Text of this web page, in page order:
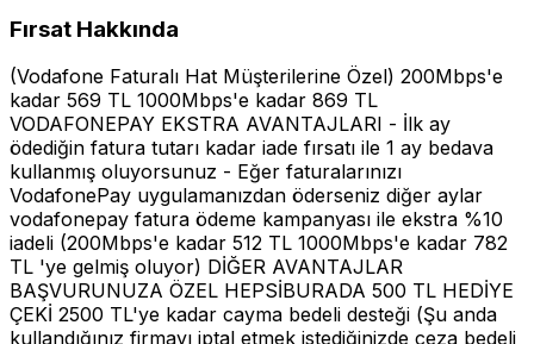
Fırsat Hakkında
(Vodafone Faturalı Hat Müşterilerine Özel) 200Mbps'e
kadar 569 TL 1000Mbps'e kadar 869 TL
VODAFONEPAY EKSTRA AVANTAJLARI - İlk ay
ödediğin fatura tutarı kadar iade fırsatı ile 1 ay bedava
kullanmış oluyorsunuz - Eğer faturalarınızı
VodafonePay uygulamanızdan öderseniz diğer aylar
vodafonepay fatura ödeme kampanyası ile ekstra %10
iadeli (200Mbps'e kadar 512 TL 1000Mbps'e kadar 782
TL 'ye gelmiş oluyor) DİĞER AVANTAJLAR
BAŞVURUNUZA ÖZEL HEPSİBURADA 500 TL HEDİYE
ÇEKİ 2500 TL'ye kadar cayma bedeli desteği (Şu anda
kullandığınız firmayı iptal etmek istediğinizde ceza bedeli